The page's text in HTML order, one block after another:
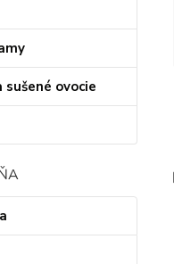
sušené ovocie